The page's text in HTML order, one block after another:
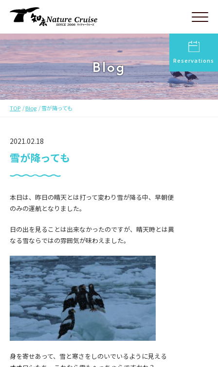
Reservations
Blog
TOP Blog 雪が降っても
2021.02.18
雪が降っても
本日は、昨日の晴天とは打って変わり雪が降る中、早朝便
のみの運航となりました。
日の出を見ることは出来なかったのですが、晴天時とは異
なる雪ならではの雰囲気が味わえました。
身を寄せあって、雪と寒さをしのいでいるように見える